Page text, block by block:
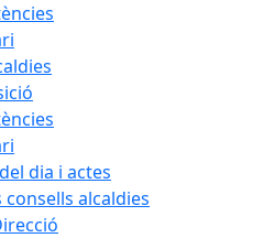
dia i actes
consells alcaldies